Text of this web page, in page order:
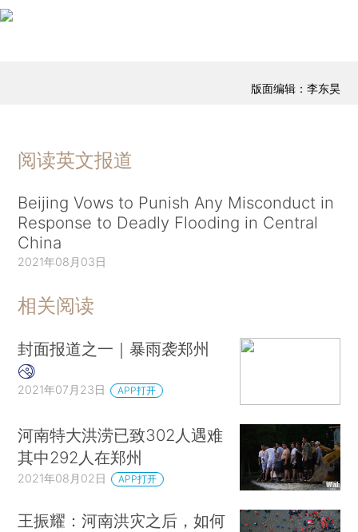
版面编辑：李东昊
阅读英文报道
Beijing Vows to Punish Any Misconduct in
Response to Deadly Flooding in Central
China
2021年08月03日
相关阅读
封面报道之一｜暴雨袭郑州
2021年07月23日 APP打开
河南特大洪涝已致302人遇难
其中292人在郑州
2021年08月02日 APP打开
王振耀：河南洪灾之后，如何